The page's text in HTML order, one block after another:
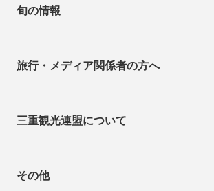
旬の情報
旅行・メディア関係者の方へ
三重観光連盟について
その他